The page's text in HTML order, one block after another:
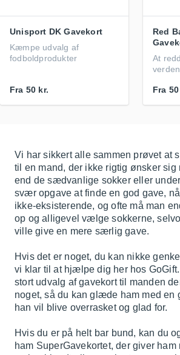
Unisport DK Gavekort
Kæmpe udvalg af
fodboldprodukter
Fra 50 kr.
Red
At
verden
Fra
Vi har sikkert alle sammen prøvet at
til en mand, der ikke rigtig ønsker sig
end de sædvanlige sokker eller
svær opgave at finde en god gave,
ikke-eksisterende, og ofte må man
op og alligevel vælge sokkerne,
ville give en mere særlig gave.
Hvis det er noget, du kan nikke
vi klar til at hjælpe dig her hos
stort udvalg af gavekort til manden
noget, så du kan glæde ham med en
han vil blive overrasket og glad for.
Hvis du er på helt bar bund, kan du
ham SuperGavekortet, der giver ham